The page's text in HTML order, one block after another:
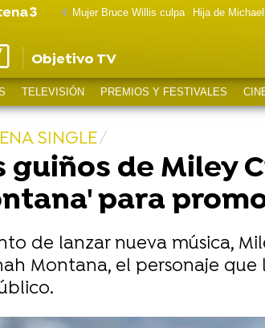
Mujer Bruce Willis culpa Hija de
Objetivo TV
TELEVISIÓN PREMIOS Y FESTIVALES
SINGLE
guiños de Miley
para
de lanzar nueva música,
Montana, el personaje